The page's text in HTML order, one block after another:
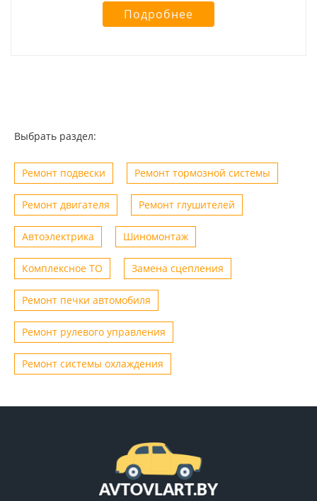
Подробнее
Выбрать раздел:
Ремонт подвески Ремонт тормозной системы
Ремонт двигателя Ремонт глушителей
Автоэлектрика Шиномонтаж
Комплексное ТО Замена сцепления
Ремонт печки автомобиля
Ремонт рулевого управления
Ремонт системы охлаждения